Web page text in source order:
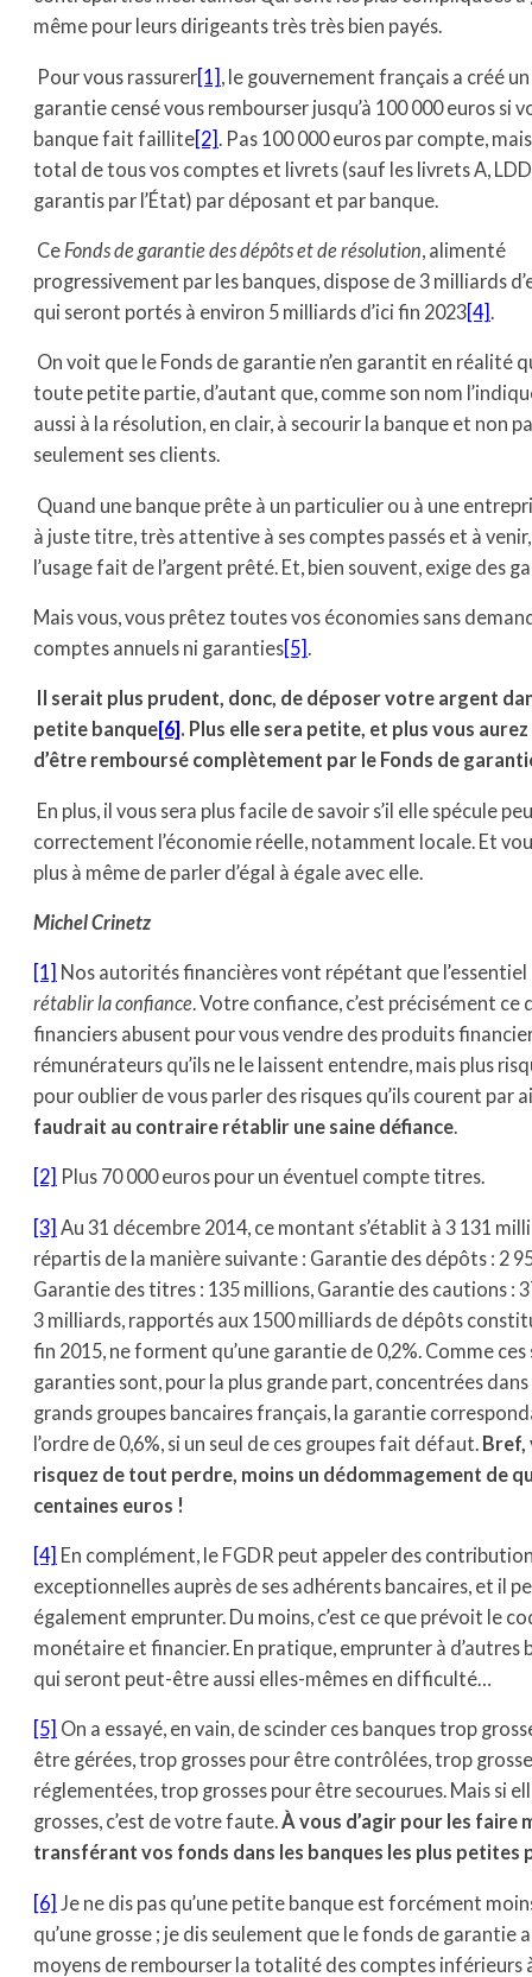
même pour leurs dirigeants très très bien payés.
Pour vous rassurer[1] , le gouvernement français a créé
garantie censé vous rembourser jusqu’à 100 000 euros si
banque fait faillite[2] . Pas 100 000 euros par compte,
total de tous vos comptes et livrets (sauf les livrets A, LDD
garantis par l’État) par déposant et par banque.
Ce Fonds de garantie des dépôts et de résolution, alimenté
progressivement par les banques, dispose de 3 milliards
qui seront portés à environ 5 milliards d’ici fin 2023[4].
On voit que le Fonds de garantie n’en garantit en réalité
toute petite partie, d’autant que, comme son nom
aussi à la résolution, en clair, à secourir la banque et non
seulement ses clients.
Quand une banque prête à un particulier ou à une
à juste titre, très attentive à ses comptes passés et à
l’usage fait de l’argent prêté. Et, bien souvent, exige des
Mais vous, vous prêtez toutes vos économies sans
comptes annuels ni garanties[5].
Il serait plus prudent, donc, de déposer votre argent
petite banque[6] . Plus elle sera petite, et plus vous aurez
d’être remboursé complètement par le Fonds de
En plus, il vous sera plus facile de savoir s’il elle spécule
correctement l’économie réelle, notamment locale. Et
plus à même de parler d’égal à égale avec elle.
Michel Crinetz
[1] Nos autorités financières vont répétant que l’essentiel
rétablir la confiance. Votre confiance, c’est précisément ce
financiers abusent pour vous vendre des produits
rémunérateurs qu’ils ne le laissent entendre, mais plus
pour oublier de vous parler des risques qu’ils courent par
faudrait au contraire rétablir une saine défiance.
[2] Plus 70 000 euros pour un éventuel compte titres.
[3] Au 31 décembre 2014, ce montant s’établit à 3 131
répartis de la manière suivante : Garantie des dépôts : 2
Garantie des titres : 135 millions, Garantie des cautions :
3 milliards, rapportés aux 1500 milliards de dépôts
fin 2015, ne forment qu’une garantie de 0,2%. Comme ces
garanties sont, pour la plus grande part, concentrées
grands groupes bancaires français, la garantie
l’ordre de 0,6%, si un seul de ces groupes fait défaut. Bref,
risquez de tout perdre, moins un dédommagement de
centaines euros !
[4] En complément, le FGDR peut appeler des
exceptionnelles auprès de ses adhérents bancaires, et il
également emprunter. Du moins, c’est ce que prévoit le
monétaire et financier. En pratique, emprunter à d’autres
qui seront peut-être aussi elles-mêmes en difficulté…
[5] On a essayé, en vain, de scinder ces banques trop
être gérées, trop grosses pour être contrôlées, trop
réglementées, trop grosses pour être secourues. Mais si
grosses, c’est de votre faute.À vous d’agir pour les faire
transférant vos fonds dans les banques les plus petites
[6] Je ne dis pas qu’une petite banque est forcément
qu’une grosse ; je dis seulement que le fonds de garantie
moyens de rembourser la totalité des comptes inférieurs